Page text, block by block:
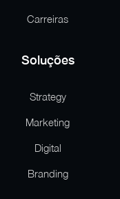
Carreiras
Soluções
Strategy
Marketing
Digital
Branding